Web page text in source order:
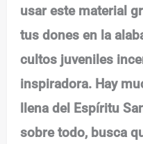
usar este material
tus dones en la
cultos juveniles
inspiradora. Hay
llena del Espíritu
sobre todo, busca